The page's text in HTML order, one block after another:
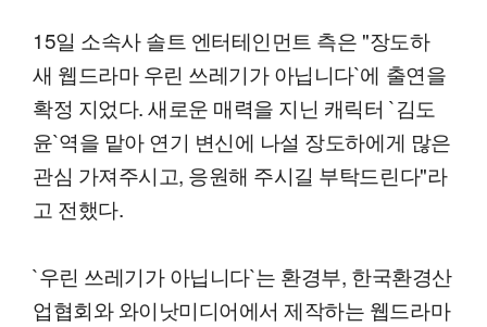
15일 소속사 솔트 엔터테인먼트 측은 "장도하
새 웹드라마 우린 쓰레기가 아닙니다`에 출연을
확정 지었다. 새로운 매력을 지닌 캐릭터 `김도
윤`역을 맡아 연기 변신에 나설 장도하에게 많은
관심 가져주시고, 응원해 주시길 부탁드린다"라
고 전했다.
`우린 쓰레기가 아닙니다`는 환경부, 한국환경산
업협회와 와이낫미디어에서 제작하는 웹드라마